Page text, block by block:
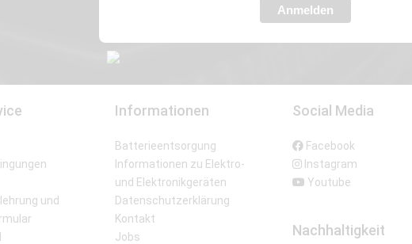
Anmelden
und
Informationen
Batterieentsorgung
Informationen zu Elektro-
und Elektronikgeräten
Datenschutzerklärung
Kontakt
Jobs
Social Media
Facebook
Instagram
Youtube
Nachhaltigkeit